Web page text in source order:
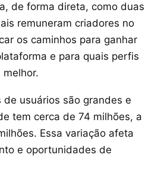
de forma direta, como duas
remuneram criadores no
os caminhos para ganhar
e para quais perfis
de usuários são grandes e
tem cerca de 74 milhões, a
Essa variação afeta
e oportunidades de